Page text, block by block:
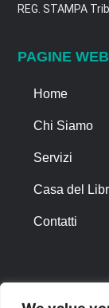
REG. STAMPA
PAGINE WEB
Home
Chi Siamo
Servizi
Casa del
Contatti